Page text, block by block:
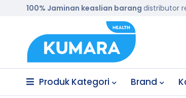
100% Jaminan keaslian barang distributor
Produk Kategori Brand